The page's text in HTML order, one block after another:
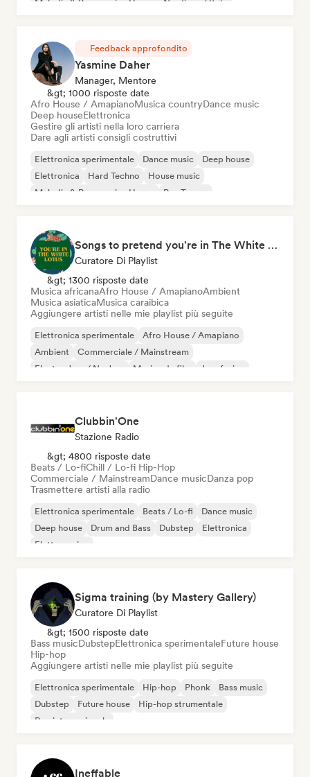
Melodic & Progressive House Nu-disco / Italo
Feedback approfondito
Yasmine Daher
Manager, Mentore
&gt; 1000 risposte date
Afro House / AmapianoMusica countryDance music
Deep houseElettronica
Gestire gli artisti nella loro carriera
Dare agli artisti consigli costruttivi
Elettronica sperimentale Dance music
Deep house
Elettronica
Hard Techno
House music
Melodic & Progressive House
Psy-Trance
Songs to pretend you're in The White Lotus
Curatore Di Playlist
&gt; 1300 risposte date
Musica africanaAfro House / AmapianoAmbient
Musica asiaticaMusica caraibica
Aggiungere artisti nelle mie playlist più seguite
Elettronica sperimentale
Afro House / Amapiano
Ambient
Commerciale / Mainstream
Electro Jazz / Nu Jazz
Musica da film
Jazz fusion
Clubbin'One
Stazione Radio
&gt; 4800 risposte date
Beats / Lo-fiChill / Lo-fi Hip-Hop
Commerciale / MainstreamDance musicDanza pop
Trasmettere artisti alla radio
Elettronica sperimentale Beats / Lo-fi
Dance music
Deep house
Drum and Bass Dubstep
Elettronica
Elettro swing
Sigma training (by Mastery Gallery)
Curatore Di Playlist
&gt; 1500 risposte date
Bass musicDubstepElettronica sperimentaleFuture house
Hip-hop
Aggiungere artisti nelle mie playlist più seguite
Elettronica sperimentale Hip-hop Phonk
Bass music
Dubstep
Future house
Hip-hop strumentale
Rap internazionale
Ineffable